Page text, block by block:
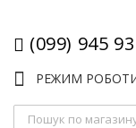
(099) 945
РЕЖИМ